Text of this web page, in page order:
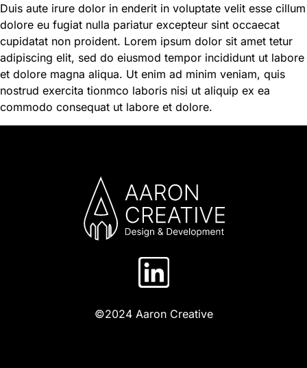
Duis aute irure dolor in enderit in voluptate velit esse cillum
dolore eu fugiat nulla pariatur excepteur sint occaecat
cupidatat non proident. Lorem ipsum dolor sit amet tetur
adipiscing elit, sed do eiusmod tempor incididunt ut labore
et dolore magna aliqua. Ut enim ad minim veniam, quis
nostrud exercita tionmco laboris nisi ut aliquip ex ea
commodo consequat ut labore et dolore.
©2024 Aaron Creative